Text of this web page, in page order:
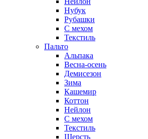
Нубук
Рубашки
С мехом
Текстиль
Пальто
Альпака
Весна-осень
Демисезон
Зима
Кашемир
Коттон
Нейлон
С мехом
Текстиль
Шерсть